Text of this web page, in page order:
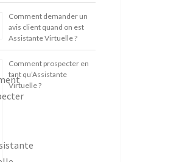
Comment demander un
avis client quand on est
Assistante Virtuelle ?
Comment prospecter en
tant qu’Assistante
Virtuelle ?